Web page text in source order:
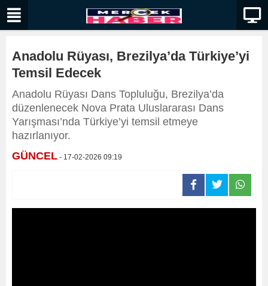
Anadolu Rüyası, Brezilya’da Türkiye’yi
Temsil Edecek
Anadolu Rüyası Dans Topluluğu, Brezilya’da
düzenlenecek Nova Prata Uluslararası Dans
Yarışması’nda Türkiye’yi temsil etmeye
hazırlanıyor.
GÜNCEL - 17-02-2026 09:19